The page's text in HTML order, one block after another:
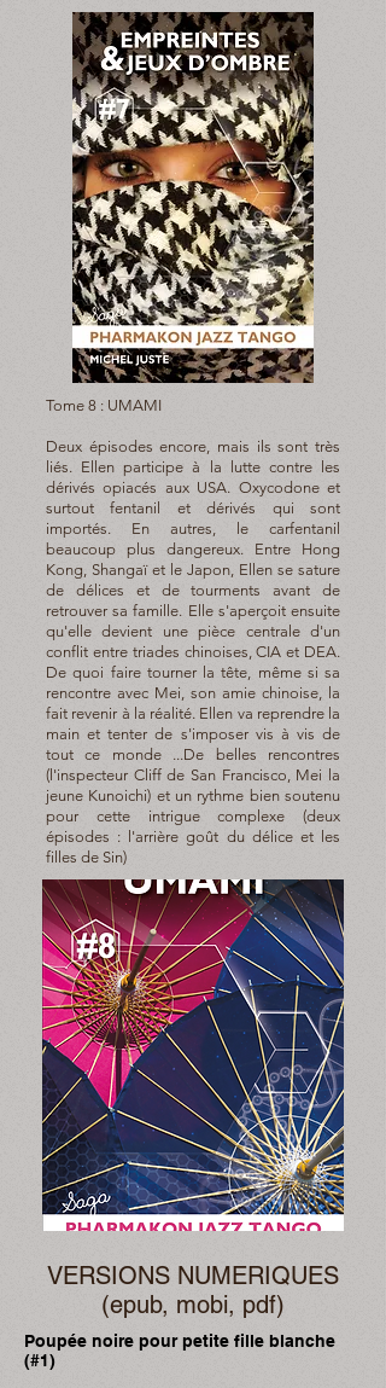
Tome 8 : UMAMI
Deux épisodes encore, mais ils sont très
liés. Ellen participe à la lutte contre les
dérivés opiacés aux USA. Oxycodone et
surtout fentanil et dérivés qui sont
importés. En autres, le carfentanil
beaucoup plus dangereux. Entre Hong
Kong, Shangaï et le Japon, Ellen se sature
de délices et de tourments avant de
retrouver sa famille. Elle s'aperçoit ensuite
qu'elle devient une pièce centrale d'un
conflit entre triades chinoises, CIA et DEA.
De quoi faire tourner la tête, même si sa
rencontre avec Mei, son amie chinoise, la
fait revenir à la réalité. Ellen va reprendre la
main et tenter de s'imposer vis à vis de
tout ce monde ...De belles rencontres
(l'inspecteur Cliff de San Francisco, Mei la
jeune Kunoichi) et un rythme bien soutenu
pour cette intrigue complexe (deux
épisodes : l'arrière goût du délice et les
filles de Sin)
VERSIONS NUMERIQUES
(epub, mobi, pdf)
Poupée noire pour petite fille blanche
(#1)